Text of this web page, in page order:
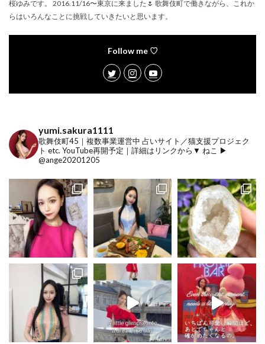
桜ゆみです。 2016.11/16〜東京に来ました🌷 歌舞伎町で働きながら、これか
らはいろんなことに挑戦していきたいと思います。
Follow me ♡
yumi.sakura1111
歌舞伎町45｜複数事業運営中 占いサイト／猫支援プロジェク
ト etc. YouTube再開予定｜詳細はリンクから▼ ねこ ▶︎
@ange20201205